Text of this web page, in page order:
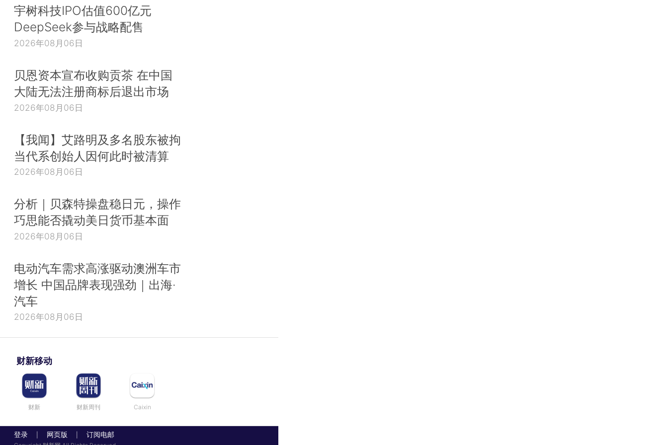
宇树科技IPO估值600亿元
DeepSeek参与战略配售
2026年08月06日
贝恩资本宣布收购贡茶 在中国
大陆无法注册商标后退出市场
2026年08月06日
【我闻】艾路明及多名股东被拘
当代系创始人因何此时被清算
2026年08月06日
分析｜贝森特操盘稳日元，操作
巧思能否撬动美日货币基本面
2026年08月06日
电动汽车需求高涨驱动澳洲车市
增长 中国品牌表现强劲｜出海·
汽车
2026年08月06日
财新移动
财新 财新周刊 Caixin
登录 网页版 订阅电邮